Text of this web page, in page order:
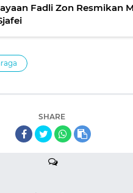
Fadli Zon Resmikan
SHARE